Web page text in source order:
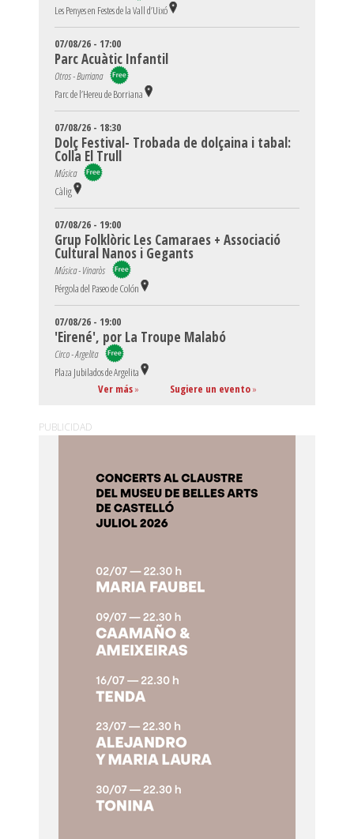
Les Penyes en Festes de la Vall d’Uixó
07/08/26 - 17:00
Parc Acuàtic Infantil
Otros - Burriana
Parc de l’Hereu de Borriana
07/08/26 - 18:30
Dolç Festival- Trobada de dolçaina i tabal:
Colla El Trull
Música
Càlig
07/08/26 - 19:00
Grup Folklòric Les Camaraes + Associació
Cultural Nanos i Gegants
Música - Vinaròs
Pérgola del Paseo de Colón
07/08/26 - 19:00
'Eirené', por La Troupe Malabó
Circo - Argelita
Plaza Jubilados de Argelita
Ver más» Sugiere un evento»
PUBLICIDAD